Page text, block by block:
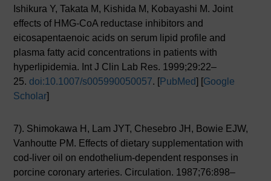
Ishikura Y, Takata M, Kishida M, Kobayashi M. Joint
effects of HMG-CoA reductase inhibitors and
eicosapentaenoic acids on serum lipid profile and
plasma fatty acid concentrations in patients with
hyperlipidemia. Int J Clin Lab Res. 1999;29:22–
25. doi:10.1007/s005990050057. [PubMed] [Google
Scholar]
7). Shimokawa H, Lam JYT, Chesebro JH, Bowie EJW,
Vanhoutte PM. Effects of dietary supplementation with
cod-liver oil on endothelium-dependent responses in
porcine coronary arteries. Circulation. 1987;76:898–